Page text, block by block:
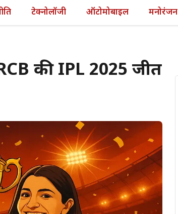
टेक्नोलॉजी ऑटोमोबाइल मनोरंजन
की IPL 2025 जीत